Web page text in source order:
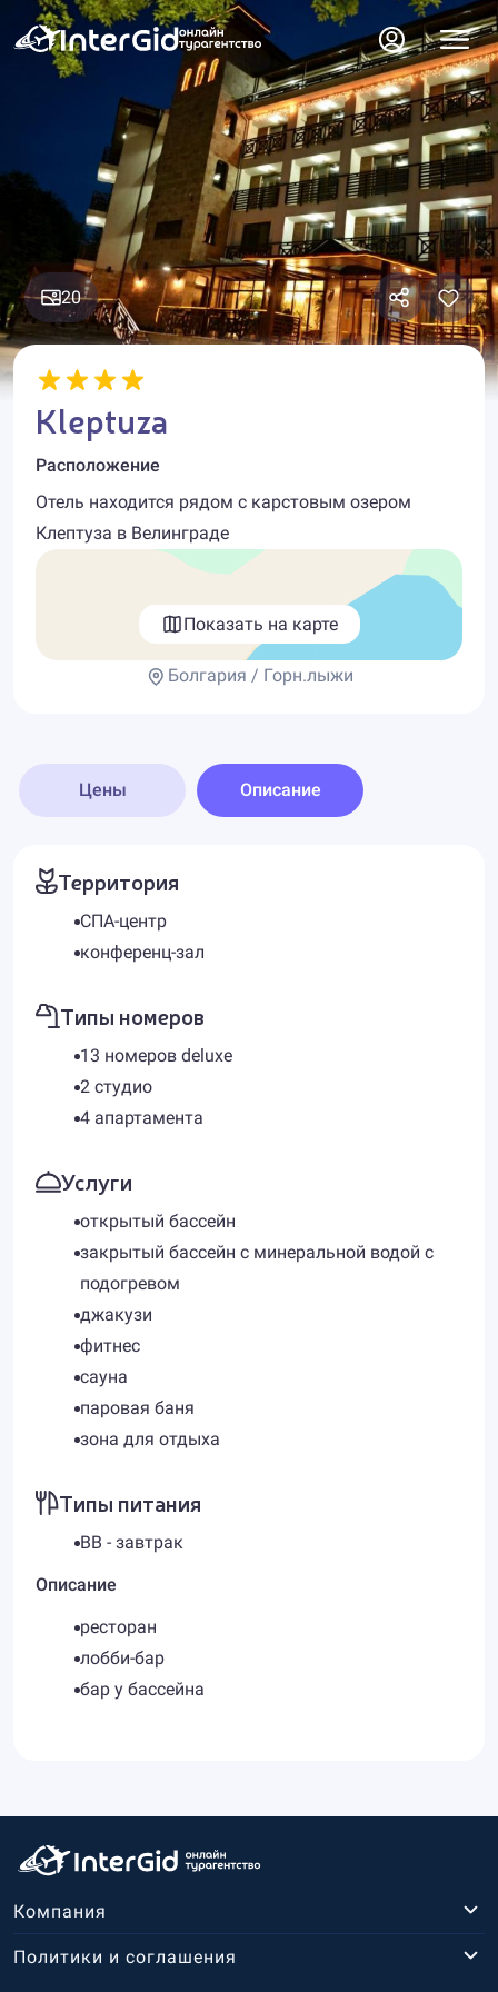
20
Kleptuza
Расположение
Отель находится рядом с карстовым озером
Клептуза в Велинграде
Показать на карте
Болгария / Горн.лыжи
Цены Описание
Территория
СПА-центр
конференц-зал
Типы номеров
13 номеров deluxe
2 студио
4 апартамента
Услуги
открытый бассейн
закрытый бассейн с минеральной водой с
подогревом
джакузи
фитнес
сауна
паровая баня
зона для отдыха
Типы питания
BB - завтрак
Описание
ресторан
лобби-бар
бар у бассейна
Компания
Политики и соглашения